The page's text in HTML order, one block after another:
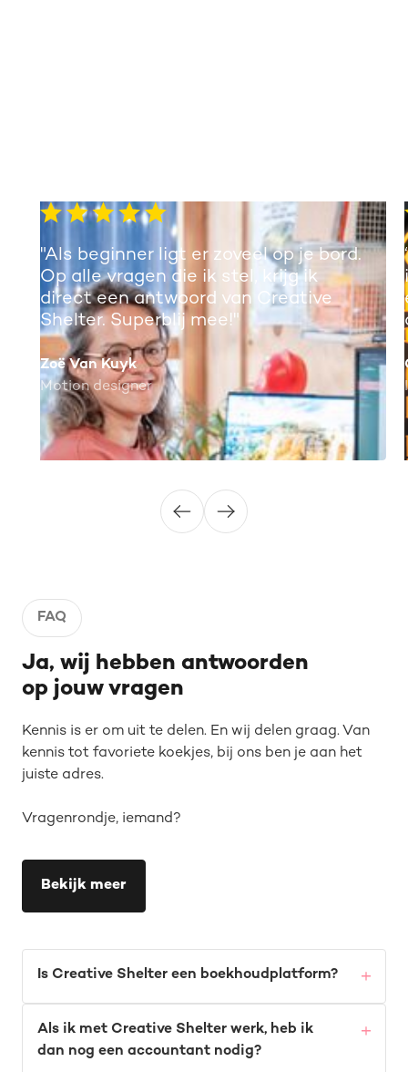
"Als beginner ligt er zoveel op je bord.
Op alle vragen die ik stel, krijg ik
direct een antwoord van Creative
Shelter. Superblij mee!"
Zoë Van Kuyk
Motion designer
FAQ
Ja, wij hebben antwoorden
op jouw vragen
Kennis is er om uit te delen. En wij delen graag. Van
kennis tot favoriete koekjes, bij ons ben je aan het
juiste adres.
Vragenrondje, iemand?
Bekijk meer
Is Creative Shelter een boekhoudplatform?
Als ik met Creative Shelter werk, heb ik
dan nog een accountant nodig?